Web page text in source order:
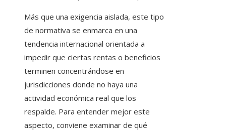
Más que una exigencia aislada, este tipo
de normativa se enmarca en una
tendencia internacional orientada a
impedir que ciertas rentas o beneficios
terminen concentrándose en
jurisdicciones donde no haya una
actividad económica real que los
respalde. Para entender mejor este
aspecto, conviene examinar de qué